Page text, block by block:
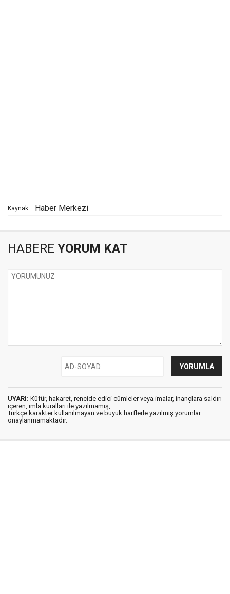
Kaynak: Haber Merkezi
HABERE YORUM KAT
UYARI: Küfür, hakaret, rencide edici cümleler veya imalar, inançlara saldırı
içeren, imla kuralları ile yazılmamış,
Türkçe karakter kullanılmayan ve büyük harflerle yazılmış yorumlar
onaylanmamaktadır.